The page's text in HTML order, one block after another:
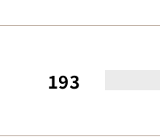
193